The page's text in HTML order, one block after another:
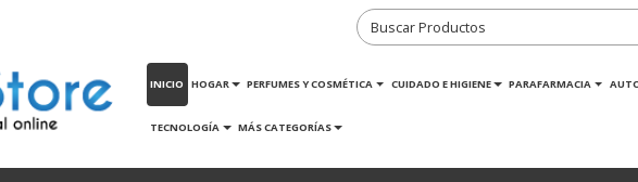
INICIO HOGAR PERFUMES Y COSMÉTICA CUIDADO E HIGIENE PARAFARMACIA
TECNOLOGÍA MÁS CATEGORÍAS